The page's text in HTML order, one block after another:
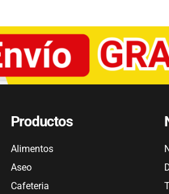
Productos
Alimentos
Aseo
Cafeteria